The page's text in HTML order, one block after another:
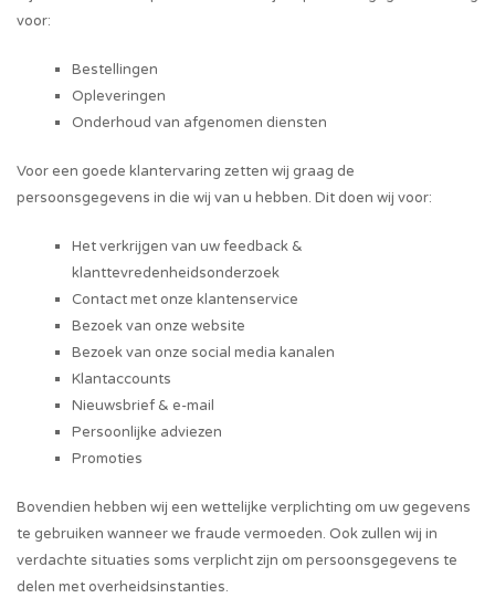
voor:
Bestellingen
Opleveringen
Onderhoud van afgenomen diensten
Voor een goede klantervaring zetten wij graag de
persoonsgegevens in die wij van u hebben. Dit doen wij voor:
Het verkrijgen van uw feedback &
klanttevredenheidsonderzoek
Contact met onze klantenservice
Bezoek van onze website
Bezoek van onze social media kanalen
Klantaccounts
Nieuwsbrief & e-mail
Persoonlijke adviezen
Promoties
Bovendien hebben wij een wettelijke verplichting om uw gegevens
te gebruiken wanneer we fraude vermoeden. Ook zullen wij in
verdachte situaties soms verplicht zijn om persoonsgegevens te
delen met overheidsinstanties.